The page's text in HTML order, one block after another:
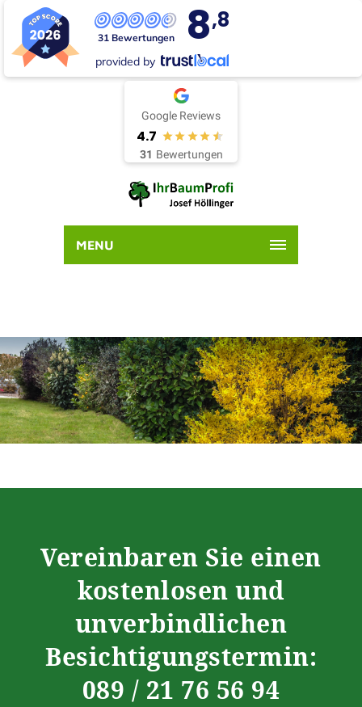
31 Bewertungen 8,8
provided by
Google Reviews
4.7
31 Bewertungen
MENU
Vereinbaren Sie einen
kostenlosen und
unverbindlichen
Besichtigungstermin:
089 / 21 76 56 94